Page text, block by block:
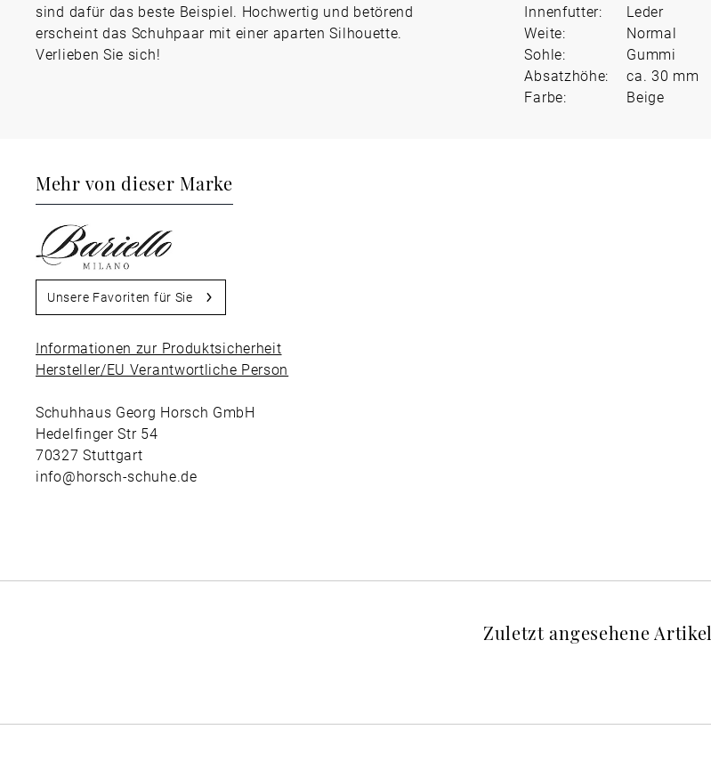
sind dafür das beste Beispiel. Hochwertig und betörend
erscheint das Schuhpaar mit einer aparten Silhouette.
Verlieben Sie sich!
Innenfutter:
Leder
Weite:
Normal
Sohle:
Gummi
Absatzhöhe:
ca. 30 mm
Farbe:
Beige
Mehr von dieser Marke
Unsere Favoriten für Sie
Informationen zur Produktsicherheit
Hersteller/EU Verantwortliche Person
Schuhhaus Georg Horsch GmbH
Hedelfinger Str 54
70327 Stuttgart
info@horsch-schuhe.de
Zuletzt angesehene Artikel